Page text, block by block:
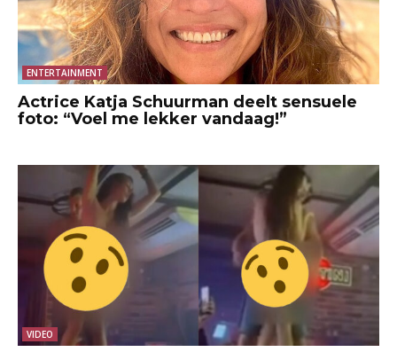
ENTERTAINMENT
Actrice Katja Schuurman deelt sensuele
foto: “Voel me lekker vandaag!”
VIDEO